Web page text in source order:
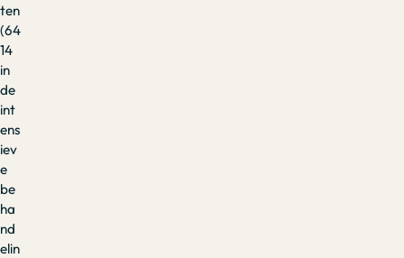
ten
(64
14
in
de
int
ens
iev
e
be
ha
nd
elin